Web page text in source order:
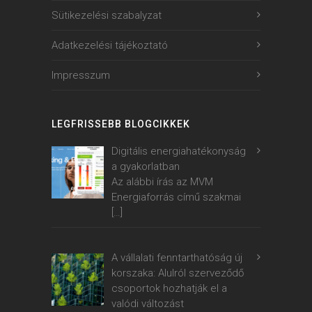
Sütikezelési szabalyzat
Adatkezelési tájékoztató
Impresszum
LEGFRISSEBB BLOGCIKKEK
Digitális energiahatékonyság
a gyakorlatban
Az alábbi írás az MVM
Energiaforrás című szakmai
A vállalati fenntarthatóság új
korszaka: Alulról szerveződő
csoportok hozhatják el a
valódi változást